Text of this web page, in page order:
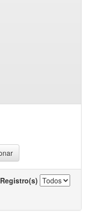
Registro(s)